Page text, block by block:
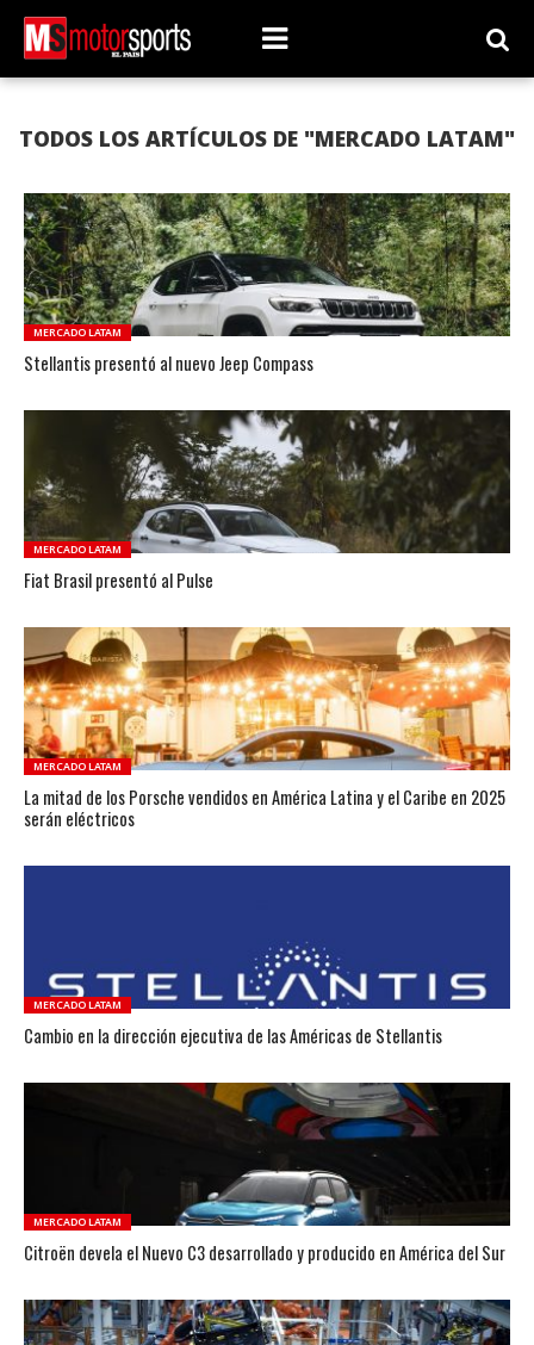
TODOS LOS ARTÍCULOS DE "MERCADO LATAM"
MERCADO LATAM
Stellantis presentó al nuevo Jeep Compass
MERCADO LATAM
Fiat Brasil presentó al Pulse
MERCADO LATAM
La mitad de los Porsche vendidos en América Latina y el Caribe en 2025
serán eléctricos
MERCADO LATAM
Cambio en la dirección ejecutiva de las Américas de Stellantis
MERCADO LATAM
Citroën devela el Nuevo C3 desarrollado y producido en América del Sur